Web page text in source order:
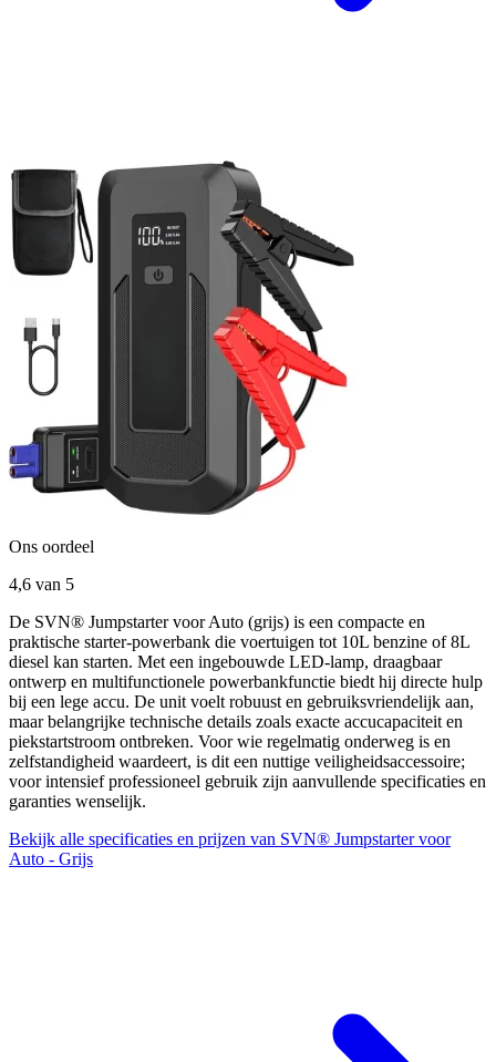
Ons oordeel
4,6 van 5
De SVN® Jumpstarter voor Auto (grijs) is een compacte en
praktische starter-powerbank die voertuigen tot 10L benzine of 8L
diesel kan starten. Met een ingebouwde LED-lamp, draagbaar
ontwerp en multifunctionele powerbankfunctie biedt hij directe hulp
bij een lege accu. De unit voelt robuust en gebruiksvriendelijk aan,
maar belangrijke technische details zoals exacte accucapaciteit en
piekstartstroom ontbreken. Voor wie regelmatig onderweg is en
zelfstandigheid waardeert, is dit een nuttige veiligheidsaccessoire;
voor intensief professioneel gebruik zijn aanvullende specificaties en
garanties wenselijk.
Bekijk alle specificaties en prijzen van SVN® Jumpstarter voor
Auto - Grijs